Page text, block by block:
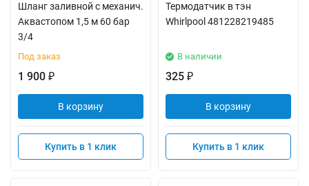
Шланг заливной с механич.
Аквастопом 1,5 м 60 бар
3/4
Под заказ
1 900 ₽
В корзину
Купить в 1 клик
Термодатчик в тэн
Whirlpool 481228219485
В наличии
325 ₽
В корзину
Купить в 1 клик